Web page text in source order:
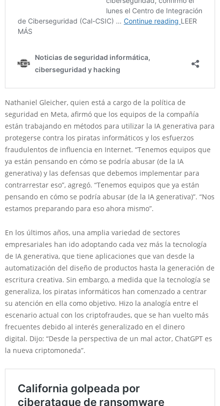
Nathaniel Gleicher, quien está a cargo de la política de
seguridad en Meta, afirmó que los equipos de la compañía
están trabajando en métodos para utilizar la IA generativa para
protegerse contra los piratas informáticos y los esfuerzos
fraudulentos de influencia en Internet. “Tenemos equipos que
ya están pensando en cómo se podría abusar (de la IA
generativa) y las defensas que debemos implementar para
contrarrestar eso”, agregó. “Tenemos equipos que ya están
pensando en cómo se podría abusar (de la IA generativa)”. “Nos
estamos preparando para eso ahora mismo”.
En los últimos años, una amplia variedad de sectores
empresariales han ido adoptando cada vez más la tecnología
de IA generativa, que tiene aplicaciones que van desde la
automatización del diseño de productos hasta la generación de
escritura creativa. Sin embargo, a medida que la tecnología se
generaliza, los piratas informáticos han comenzado a centrar
su atención en ella como objetivo. Hizo la analogía entre el
escenario actual con los criptofraudes, que se han vuelto más
frecuentes debido al interés generalizado en el dinero
digital. Dijo: “Desde la perspectiva de un mal actor, ChatGPT es
la nueva criptomoneda”.